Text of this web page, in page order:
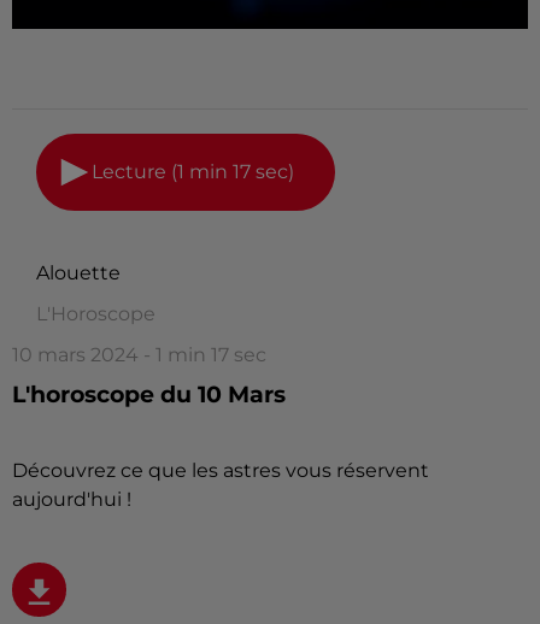
Lecture (1 min 17 sec)
Alouette
L'Horoscope
10 mars 2024 - 1 min 17 sec
L'horoscope du 10 Mars
Découvrez ce que les astres vous réservent
aujourd'hui !